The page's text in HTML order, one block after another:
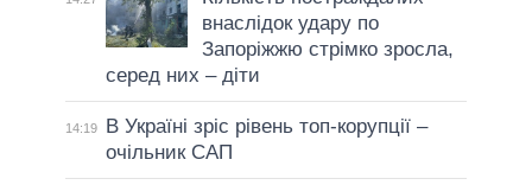
внаслідок удару по
Запоріжжю стрімко зросла,
серед них – діти
14:19
В Україні зріс рівень топ-корупції –
очільник САП